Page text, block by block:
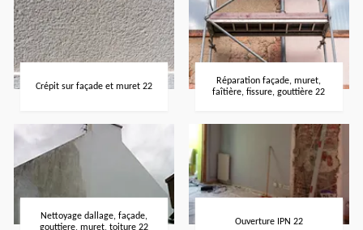
Crépit sur façade et muret 22
Réparation façade, muret,
faîtière, fissure, gouttière 22
Nettoyage dallage, façade,
gouttiere, muret, toiture 22
Ouverture IPN 22